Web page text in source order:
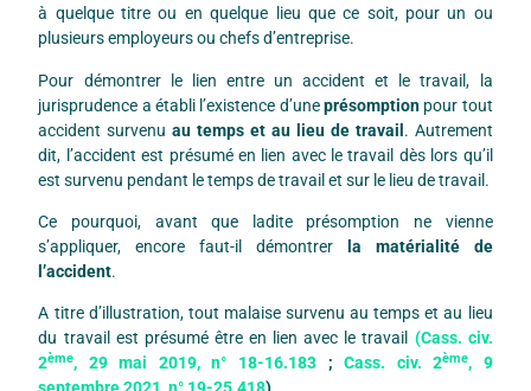
à quelque titre ou en quelque lieu que ce soit, pour un ou
plusieurs employeurs ou chefs d’entreprise.
Pour démontrer le lien entre un accident et le travail, la
jurisprudence a établi l’existence d’uneprésomptionpour tout
accident survenuau temps et au lieu de travail. Autrement
dit, l’accident est présumé en lien avec le travail dès lors qu’il
est survenu pendant le temps de travail et sur le lieu de travail.
Ce pourquoi, avant que ladite présomption ne vienne
s’appliquer, encore faut-il démontrer
la matérialité de
l’accident.
A titre d’illustration, tout malaise survenu au temps et au lieu
du travail est présumé être en lien avec le travail (Cass. civ.
2ème, 29 mai 2019, n° 18-16.183 ;Cass. civ. 2ème, 9